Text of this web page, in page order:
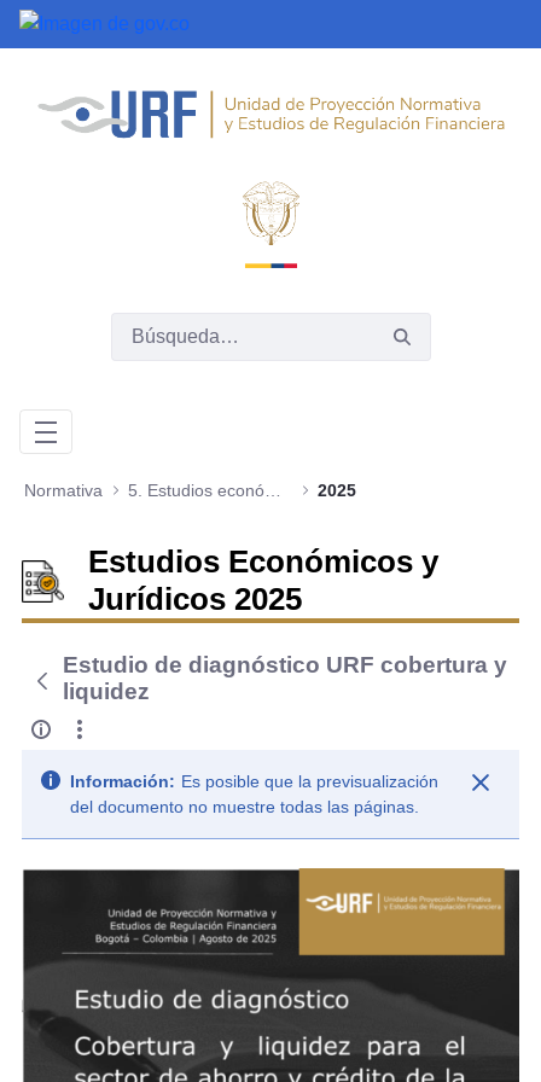
Saltar al contenido principal
Normativa 5. Estudios económicos y jurídicos 2025
Estudios Económicos y
Jurídicos 2025
Estudio de diagnóstico URF cobertura y
liquidez
Información: Es posible que la previsualización
del documento no muestre todas las páginas.